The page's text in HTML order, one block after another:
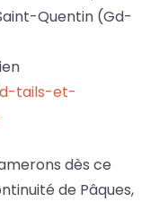
Quentin (Gd-
tails-et-
dès ce
de Pâques,